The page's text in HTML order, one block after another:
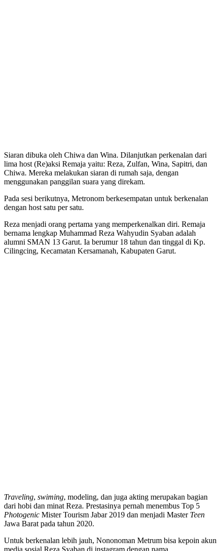
Siaran dibuka oleh Chiwa dan Wina. Dilanjutkan perkenalan dari
lima host (Re)aksi Remaja yaitu: Reza, Zulfan, Wina, Sapitri, dan
Chiwa. Mereka melakukan siaran di rumah saja, dengan
menggunakan panggilan suara yang direkam.
Pada sesi berikutnya, Metronom berkesempatan untuk berkenalan
dengan host satu per satu.
Reza menjadi orang pertama yang memperkenalkan diri. Remaja
bernama lengkap Muhammad Reza Wahyudin Syaban adalah
alumni SMAN 13 Garut. Ia berumur 18 tahun dan tinggal di Kp.
Cilingcing, Kecamatan Kersamanah, Kabupaten Garut.
Traveling, swiming, modeling, dan juga akting merupakan bagian
dari hobi dan minat Reza. Prestasinya pernah menembus Top 5
Photogenic Mister Tourism Jabar 2019 dan menjadi Master Teen
Jawa Barat pada tahun 2020.
Untuk berkenalan lebih jauh, Nononoman Metrum bisa kepoin akun
media sosial Reza Syaban di instagram dengan nama